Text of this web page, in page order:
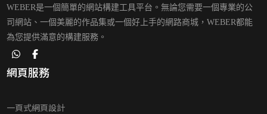
WEBER是一個簡單的網站構建工具平台。無論您需要一個專業的公
司網站、一個美麗的作品集或一個好上手的網路商城，WEBER都能
為您提供滿意的構建服務。
網頁服務
一頁式網頁設計